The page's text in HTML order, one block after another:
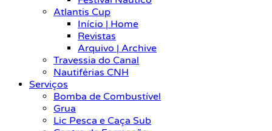
Atlantis Cup
Início | Home
Revistas
Arquivo | Archive
Travessia do Canal
Nautiférias CNH
Serviços
Bomba de Combustível
Grua
Lic Pesca e Caça Sub